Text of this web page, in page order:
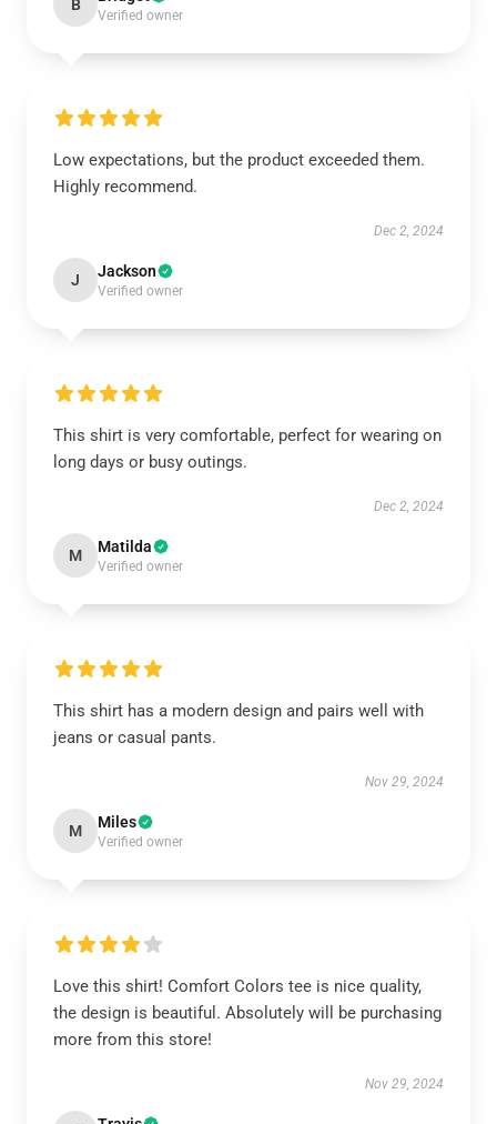
B
Verified owner
Low expectations, but the product exceeded them.
Highly recommend.
Dec 2, 2024
J Jackson
Verified owner
This shirt is very comfortable, perfect for wearing on
long days or busy outings.
Dec 2, 2024
M Matilda
Verified owner
This shirt has a modern design and pairs well with
jeans or casual pants.
Nov 29, 2024
M Miles
Verified owner
Love this shirt! Comfort Colors tee is nice quality,
the design is beautiful. Absolutely will be purchasing
more from this store!
Nov 29, 2024